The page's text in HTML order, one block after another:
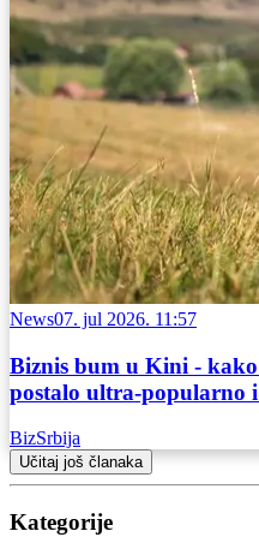
News07. jul 2026. 11:57
Biznis bum u Kini -
postalo ultra-popularno
BizSrbija
Učitaj još članaka
Kategorije